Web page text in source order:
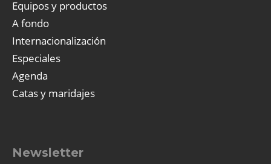
Equipos y productos
A fondo
Internacionalización
Especiales
Agenda
Catas y maridajes
Newsletter